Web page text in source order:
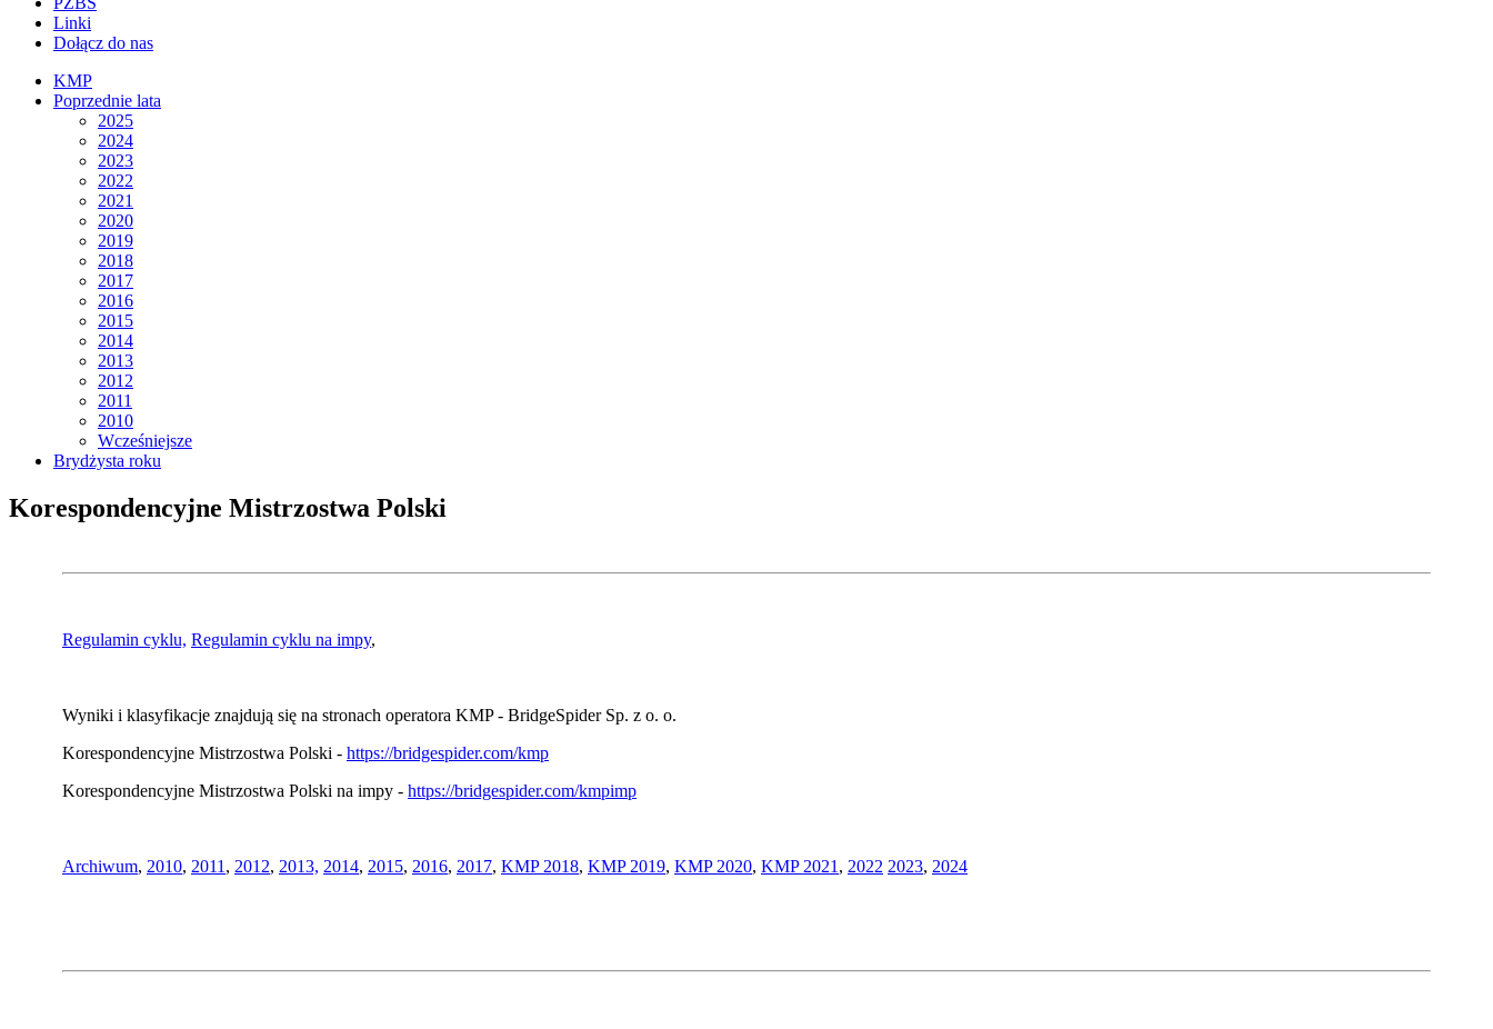
Linki
Dołącz do nas
KMP
Poprzednie lata
2025
2024
2023
2022
2021
2020
2019
2018
2017
2016
2015
2014
2013
2012
2011
2010
Wcześniejsze
Brydżysta roku
Korespondencyjne Mistrzostwa Polski
Regulamin cyklu, Regulamin cyklu na impy,
Wyniki i klasyfikacje znajdują się na stronach operatora KMP - BridgeSpider Sp. z o. o.
Korespondencyjne Mistrzostwa Polski - https://bridgespider.com/kmp
Korespondencyjne Mistrzostwa Polski na impy - https://bridgespider.com/kmpimp
Archiwum, 2010, 2011 , 2012, 2013, 2014, 2015, 2016, 2017, KMP 2018, KMP 2019, KMP 2020, KMP 2021 , 2022 2023, 2024